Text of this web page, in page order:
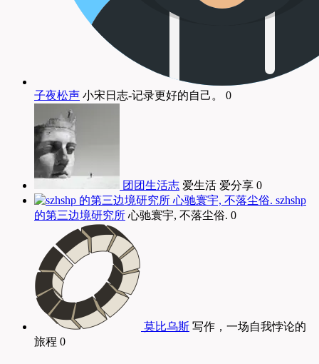
子夜松声 小宋日志-记录更好的自己。 0
团团生活志 爱生活 爱分享 0
szhshp
的第三边境研究所 心驰寰宇, 不落尘俗. 0
莫比乌斯 写作，一场自我悖论的
旅程 0